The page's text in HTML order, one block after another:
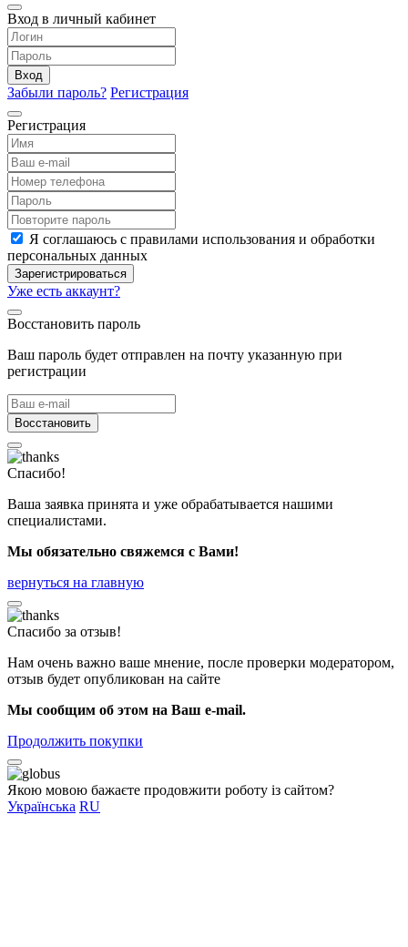
Вход в личный кабинет
Вход
Забыли пароль? Регистрация
Регистрация
Я соглашаюсь с правилами использования и обработки
персональных данных
Зарегистрироваться
Уже есть аккаунт?
Восстановить пароль
Ваш пароль будет отправлен на почту указанную при
регистрации
Восстановить
Спасибо!
Ваша заявка принята и уже обрабатывается нашими
специалистами.
Мы обязательно свяжемся с Вами!
вернуться на главную
Спасибо за отзыв!
Нам очень важно ваше мнение, после проверки модератором,
отзыв будет опубликован на сайте
Мы сообщим об этом на Ваш e-mail.
Продолжить покупки
Якою мовою бажаєте продовжити роботу із сайтом?
Українська RU